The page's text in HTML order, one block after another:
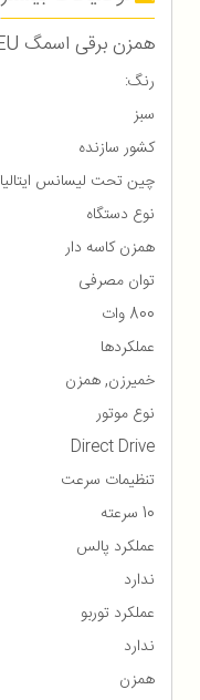
همزن برقی اسمگ SMF03PGEU
رنگ:
سبز
کشور سازنده
چین تحت لیسانس ایتالیا
نوع دستگاه
همزن کاسه دار
توان مصرفی
800 وات
عملکردها
خمیرزن, همزن
نوع موتور
Direct Drive
تنظیمات سرعت
10 سرعته
عملکرد پالس
ندارد
عملکرد توربو
ندارد
همزن